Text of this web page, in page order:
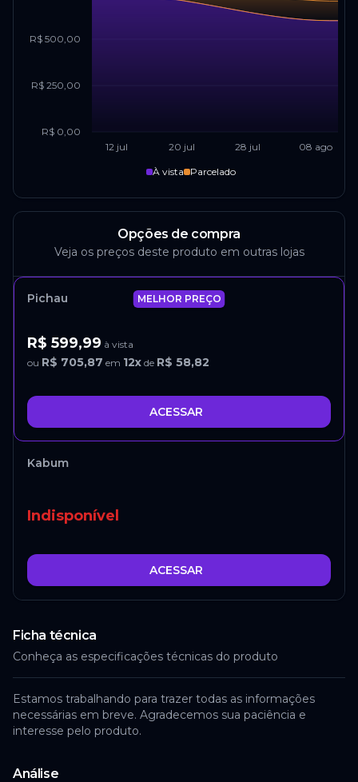
12 jul 20 jul 28 jul 08 ago
R$ 0,00
R$ 250,00
R$ 500,00
À vista Parcelado
Opções de compra
Veja os preços deste produto em outras lojas
Pichau MELHOR PREÇO
R$ 599,99 à vista
ou R$ 705,87 em 12x de R$ 58,82
ACESSAR
Kabum
Indisponível
ACESSAR
Ficha técnica
Conheça as especificações técnicas do produto
Estamos trabalhando para trazer todas as informações
necessárias em breve. Agradecemos sua paciência e
interesse pelo produto.
Análise